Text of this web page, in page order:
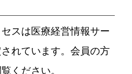
スは医療経営情報サー
れています。会員の方
ください。